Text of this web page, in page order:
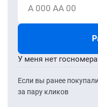
А 000 АА 00
Если вы ранее
за пару кликов
У меня нет госномера